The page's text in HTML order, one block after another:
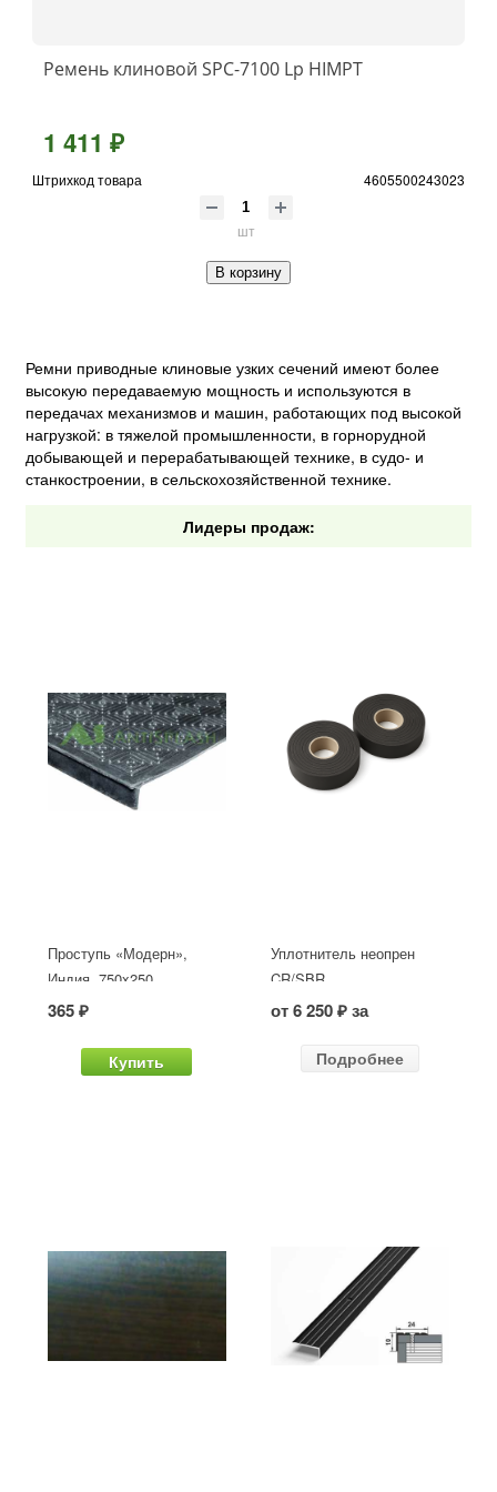
Ремень клиновой SPC-7100 Lp HIMPT
1 411 ₽
Штрихкод товара 4605500243023
шт
В корзину
Ремни приводные клиновые узких сечений имеют более
высокую передаваемую мощность и используются в
передачах механизмов и машин, работающих под высокой
нагрузкой: в тяжелой промышленности, в горнорудной
добывающей и перерабатывающей технике, в судо- и
станкостроении, в сельскохозяйственной технике.
Лидеры продаж:
Проступь «Модерн»,
Индия, 750x250
365 ₽
Купить
Уплотнитель неопрен
CR/SBR
от 6 250 ₽ за
Подробнее